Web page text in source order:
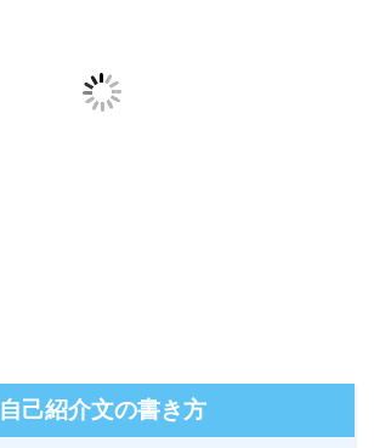
自己紹介文の書き方